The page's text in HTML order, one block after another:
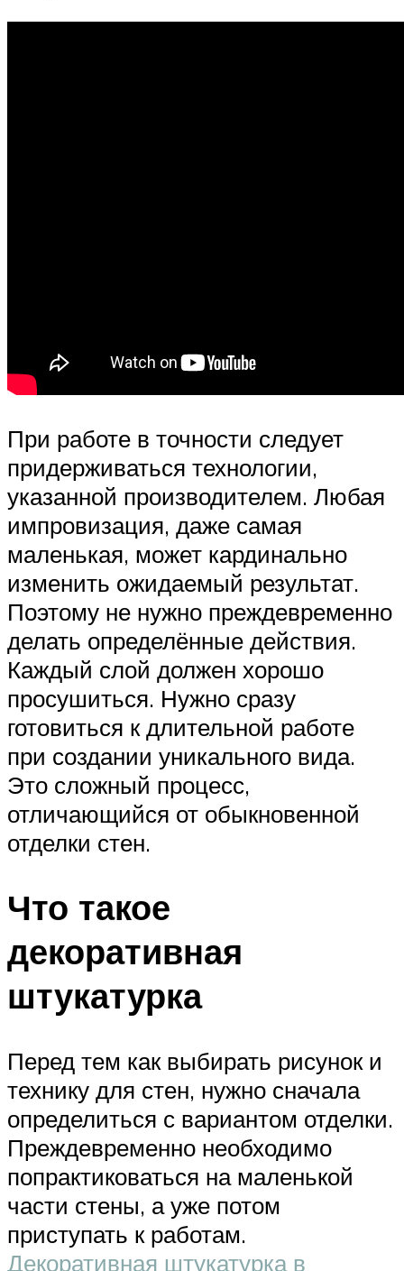
При работе в точности следует
придерживаться технологии,
указанной производителем. Любая
импровизация, даже самая
маленькая, может кардинально
изменить ожидаемый результат.
Поэтому не нужно преждевременно
делать определённые действия.
Каждый слой должен хорошо
просушиться. Нужно сразу
готовиться к длительной работе
при создании уникального вида.
Это сложный процесс,
отличающийся от обыкновенной
отделки стен.
Что такое
декоративная
штукатурка
Перед тем как выбирать рисунок и
технику для стен, нужно сначала
определиться с вариантом отделки.
Преждевременно необходимо
попрактиковаться на маленькой
части стены, а уже потом
приступать к работам.
Декоративная штукатурка в